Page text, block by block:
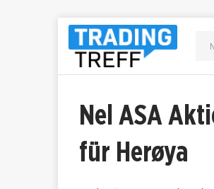
Nel ASA
für Herøya